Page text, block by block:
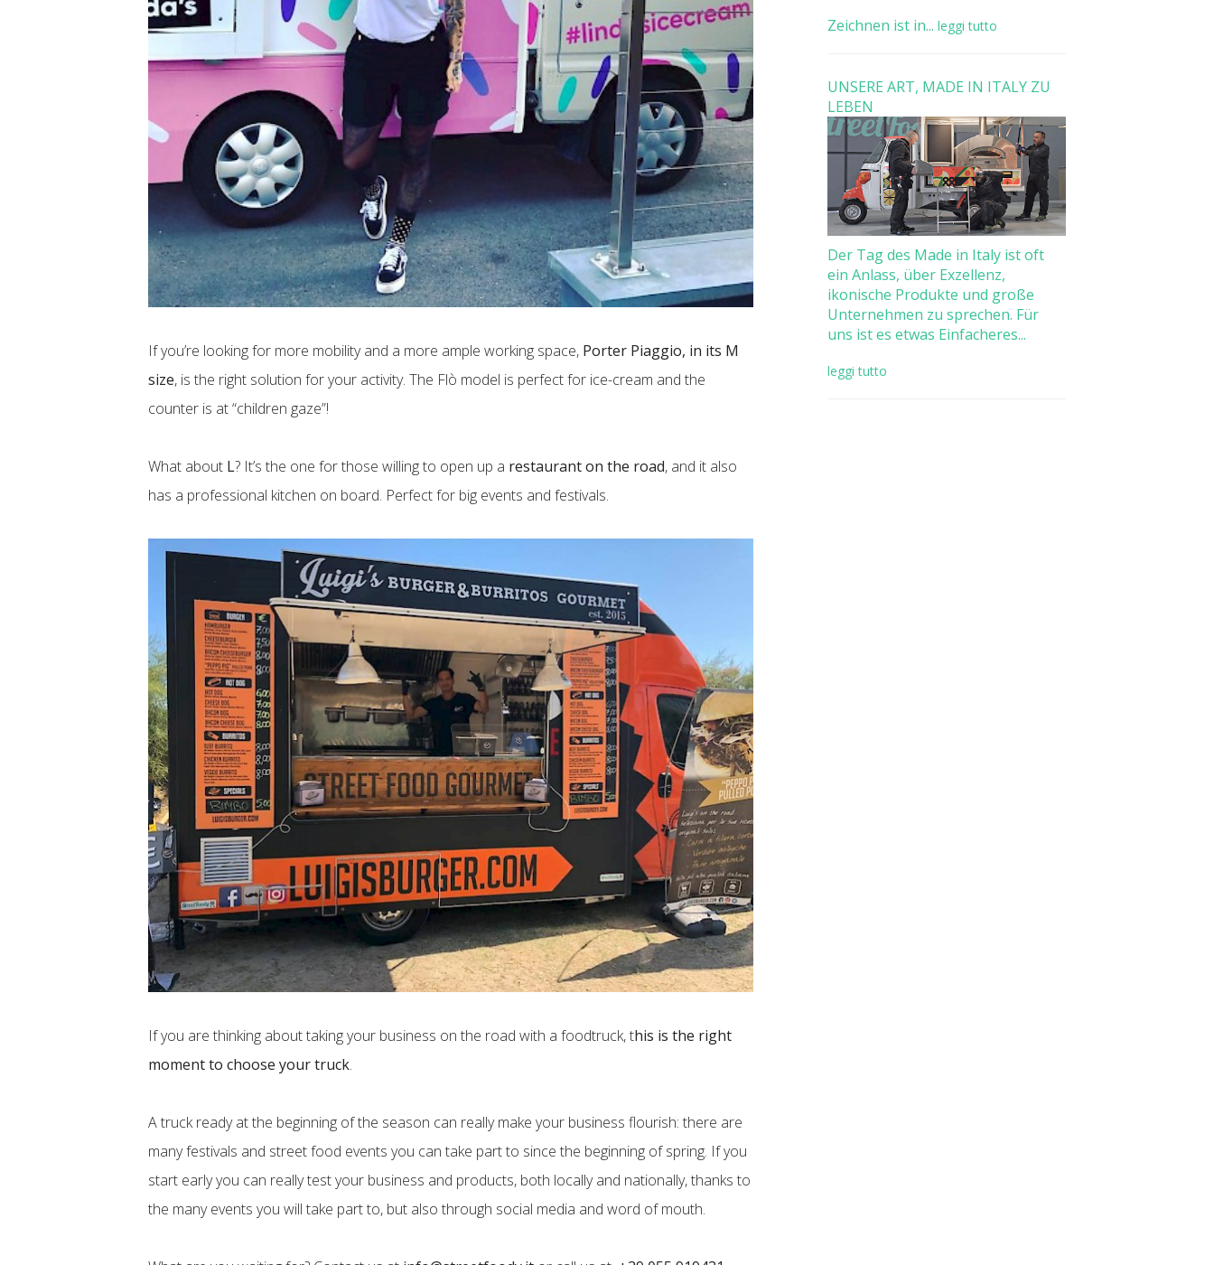
If you’re looking for more mobility and a more ample working space, Porter Piaggio, in its M
size, is the right solution for your activity. The Flò model is perfect for ice-cream and the
counter is at “children gaze”!
What about L? It’s the one for those willing to open up a restaurant on the road, and it also
has a professional kitchen on board. Perfect for big events and festivals.
If you are thinking about taking your business on the road with a foodtruck, this is the right
moment to choose your truck.
A truck ready at the beginning of the season can really make your business flourish: there are
many festivals and street food events you can take part to since the beginning of spring. If you
start early you can really test your business and products, both locally and nationally, thanks to
the many events you will take part to, but also through social media and word of mouth.
Zeichnen ist in... leggi tutto
UNSERE ART, MADE IN ITALY ZU
LEBEN
Der Tag des Made in Italy ist oft
ein Anlass, über Exzellenz,
ikonische Produkte und große
Unternehmen zu sprechen. Für
uns ist es etwas Einfacheres...
leggi tutto